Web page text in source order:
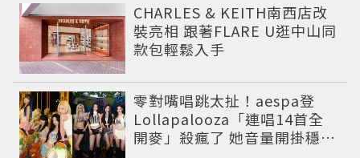
CHARLES & KEITH南西店改
裝亮相 跟著FLARE U逛中山同
款包輕鬆入手
零對嘴唱跳太扯！aespa登
Lollapalooza「連唱14首全
開麥」殺瘋了 她音量開掛穩到